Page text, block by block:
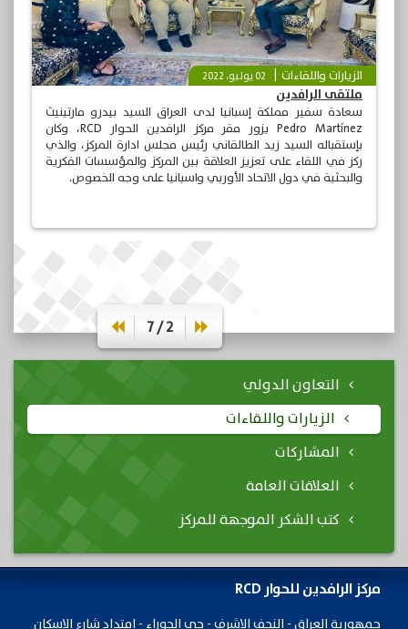
الزيارات واللقاءات 02 يوليو، 2022
ملتقى الرافدين
سعادة سفير مملكة إسبانيا لدى العراق السيد بيدرو مارتينيث
Pedro Martínez يزور مقر مركز الرافدين الحوار RCD، وكان
بإستقباله السيد زيد الطالقاني رئيس مجلس ادارة المركز، والذي
ركز في اللقاء على تعزيز العلاقة بين المركز والمؤسسات الفكرية
والبحثية في دول الاتحاد الأوربي واسبانيا على وجه الخصوص.
2 / 7
التعاون الدولي
الزيارات واللقاءات
المشاركات
العلاقات العامة
كتب الشكر الموجهة للمركز
مركز الرافدين للحوار RCD
جمهورية ​العراق - النجف الاشرف - حي الحوراء - امتداد شارع الاسكان